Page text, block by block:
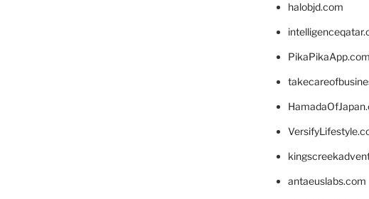
halobjd.com
PikaPikaApp.com
antaeuslabs.com